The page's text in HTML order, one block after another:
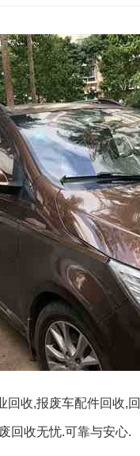
回收,报废车配件回收,
回收无忧.可靠与安心.